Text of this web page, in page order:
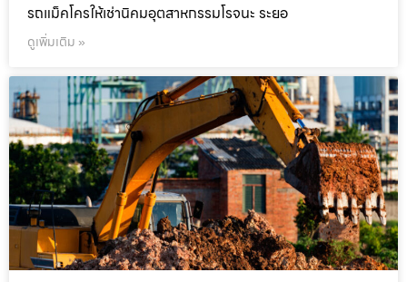
รถแม็คโครให้เช่านิคมอุตสาหกรรมโรจนะ ระยอ
ดูเพิ่มเติม »